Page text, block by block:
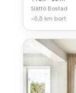
Slättö Bostad
~0,5 km bort